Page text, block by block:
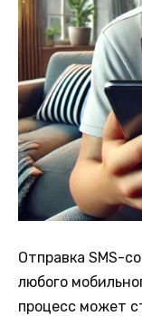
Отправка SMS-
любого
процесс может